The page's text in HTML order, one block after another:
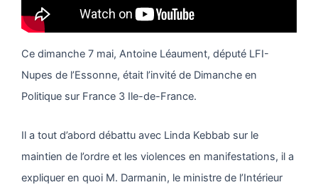
Ce dimanche 7 mai, Antoine Léaument, député LFI-
Nupes de l’Essonne, était l’invité de Dimanche en
Politique sur France 3 Ile-de-France.
Il a tout d’abord débattu avec Linda Kebbab sur le
maintien de l’ordre et les violences en manifestations, il a
expliquer en quoi M. Darmanin, le ministre de l’Intérieur